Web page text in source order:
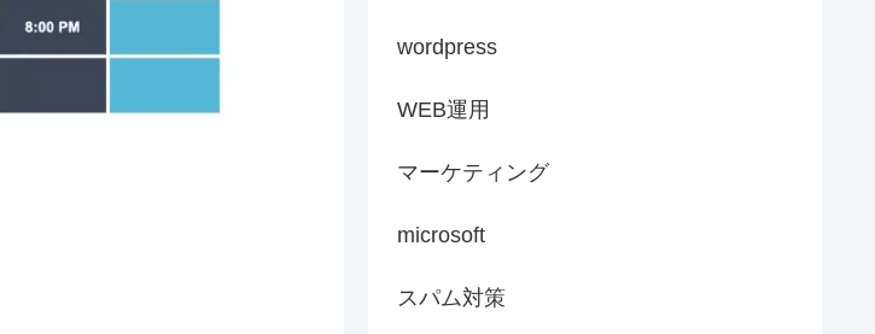
wordpress
WEB運用
マーケティング
microsoft
スパム対策